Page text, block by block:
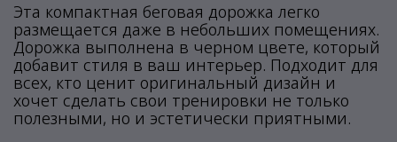
Эта компактная беговая дорожка легко
размещается даже в небольших помещениях.
Дорожка выполнена в черном цвете, который
добавит стиля в ваш интерьер. Подходит для
всех, кто ценит оригинальный дизайн и
хочет сделать свои тренировки не только
полезными, но и эстетически приятными.